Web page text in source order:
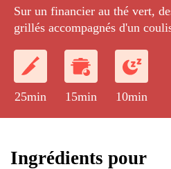
Sur un financier au thé vert,
grillés accompagnés d'un
25min 15min 10min
Ingrédients pour